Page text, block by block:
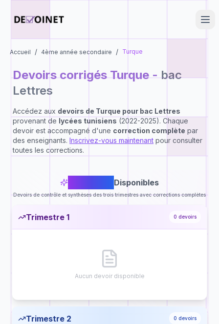
Accueil / 4ème année secondaire / Turque
Devoirs corrigésTurque-bac
Lettres
Accédez aux devoirs de Turque pour bac Lettres
provenant de lycées tunisiens (2022-2025). Chaque
devoir est accompagné d'une correction complète par
des enseignants. Inscrivez-vous maintenant pour consulter
toutes les corrections.
Disponibles
Devoirs de contrôle et synthèses des trois trimestres avec corrections complètes
Trimestre 1 0 devoirs
Aucun devoir disponible
Trimestre 2 0 devoirs